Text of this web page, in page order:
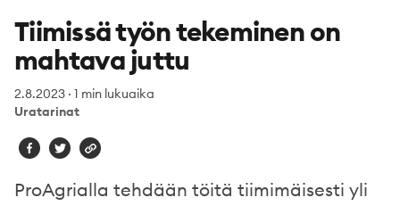
Tiimissä työn tekeminen on
mahtava juttu
2.8.2023 · 1 min lukuaika
Uratarinat
ProAgrialla tehdään töitä tiimimäisesti yli